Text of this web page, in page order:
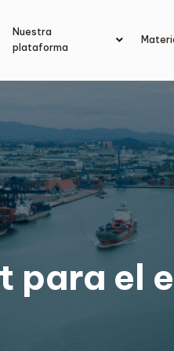
Nuestra
plataforma
para el